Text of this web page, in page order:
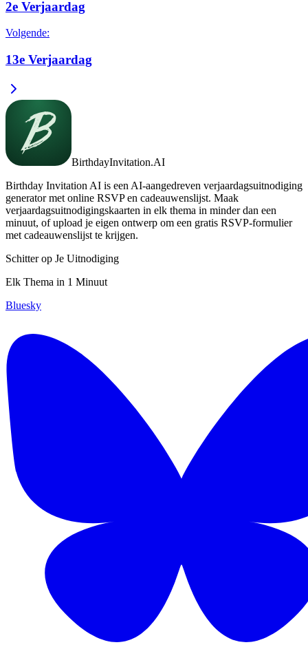
2e Verjaardag
Volgende:
13e Verjaardag
BirthdayInvitation.AI
Birthday Invitation AI is een AI-aangedreven verjaardagsuitnodiging
generator met online RSVP en cadeauwenslijst. Maak
verjaardagsuitnodigingskaarten in elk thema in minder dan een
minuut, of upload je eigen ontwerp om een gratis RSVP-formulier
met cadeauwenslijst te krijgen.
Schitter op Je Uitnodiging
Elk Thema in 1 Minuut
Bluesky